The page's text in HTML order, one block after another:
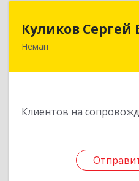
Куликов Сергей
Неман
Клиентов на
Куликов